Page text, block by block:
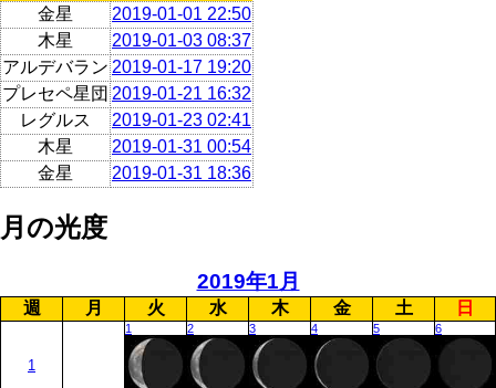
金星
2019-01-01 22:50
木星
2019-01-03 08:37
アルデバラン 2019-01-17 19:20
プレセペ星団 2019-01-21 16:32
レグルス
2019-01-23 02:41
木星
2019-01-31 00:54
金星
2019-01-31 18:36
月の光度
2019年1月
週 月 火 水 木 金 土 日
1
1 2 3 4 5 6